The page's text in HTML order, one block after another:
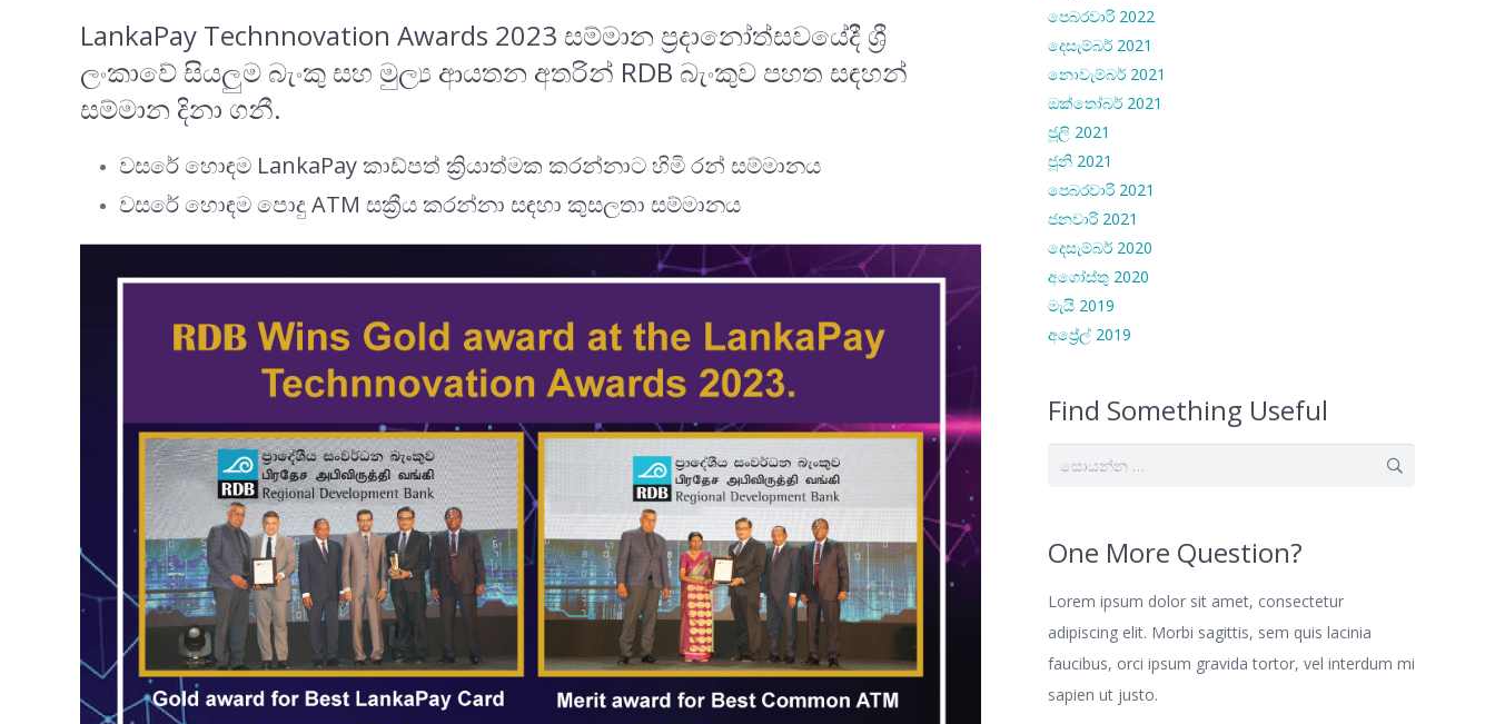
LankaPay Technnovation Awards 2023 සම්මාන ප්‍රදානෝත්සවයේදී ශ්‍රී
ලංකාවේ සියලුම බැංකු සහ මුල්‍ය ආයතන අතරින් RDB බැංකුව පහත සඳහන්
සම්මාන දිනා ගනී.
වසරේ හොඳම LankaPay කාඩ්පත් ක්‍රියාත්මක කරන්නාට හිමි රන් සම්මානය
වසරේ හොඳම පොදු ATM සක්‍රීය කරන්නා සඳහා කුසලතා සම්මානය
පෙබරවාරි 2022
දෙසැම්බර් 2021
නොවැම්බර් 2021
ඔක්තෝබර් 2021
ජූලි 2021
ජූනි 2021
පෙබරවාරි 2021
ජනවාරි 2021
දෙසැම්බර් 2020
අගෝස්තු 2020
මැයි 2019
අප්‍රේල් 2019
Find Something Useful
සොයන්න:
One More Question?
Lorem ipsum dolor sit amet, consectetur
adipiscing elit. Morbi sagittis, sem quis lacinia
faucibus, orci ipsum gravida tortor, vel interdum mi
sapien ut justo.